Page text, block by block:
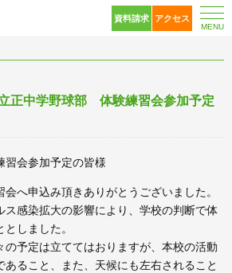
立正大学付属 立正中
資料請求 アクセス
MENU
立正中学野球部 体験練習会参加予定
会参加予定の皆様
へ申込み頂きありがとうございました。
ス感染拡大の影響により、学校の判断で体
しました。
の予定は立ててはおりますが、本校の活動
ること、また、天候にも左右されること